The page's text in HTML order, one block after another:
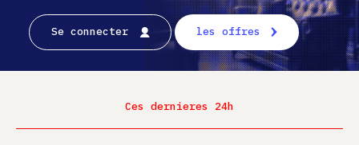
Se connecter les offres
Ces dernieres 24h